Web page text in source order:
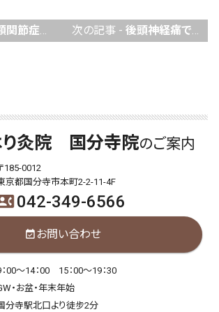
節症でお困りの方へ 次の記事 - 後頭神経痛でお困りの方へ
り灸院 国分寺院のご案内
185-0012
京都国分寺市本町2-2-11-4F
042-349-6566
event_availableお問い合わせ
00～14：00 15：00～19：30
・お盆・年末年始
分寺駅北口より徒步2分